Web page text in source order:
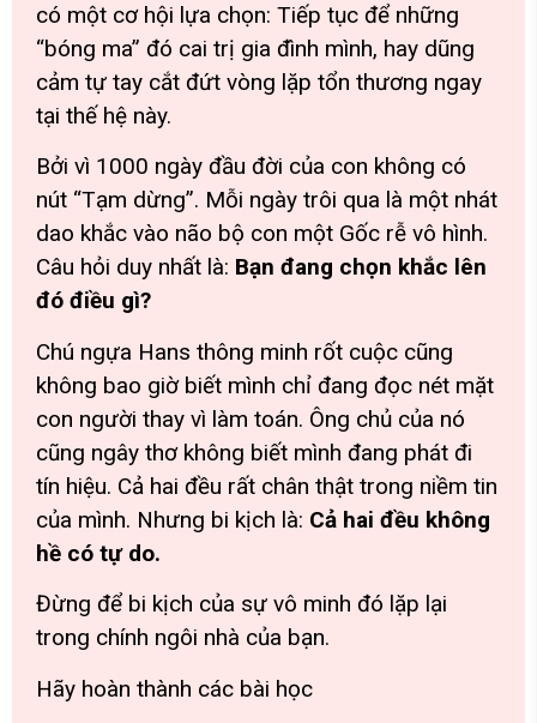
có một cơ hội lựa chọn: Tiếp tục để những
“bóng ma” đó cai trị gia đình mình, hay dũng
cảm tự tay cắt đứt vòng lặp tổn thương ngay
tại thế hệ này.
Bởi vì 1000 ngày đầu đời của con không có
nút “Tạm dừng”. Mỗi ngày trôi qua là một nhát
dao khắc vào não bộ con một Gốc rễ vô hình.
Câu hỏi duy nhất là: Bạn đang chọn khắc lên
đó điều gì?
Chú ngựa Hans thông minh rốt cuộc cũng
không bao giờ biết mình chỉ đang đọc nét mặt
con người thay vì làm toán. Ông chủ của nó
cũng ngây thơ không biết mình đang phát đi
tín hiệu. Cả hai đều rất chân thật trong niềm tin
của mình. Nhưng bi kịch là: Cả hai đều không
hề có tự do.
Đừng để bi kịch của sự vô minh đó lặp lại
trong chính ngôi nhà của bạn.
Hãy hoàn thành các bài học